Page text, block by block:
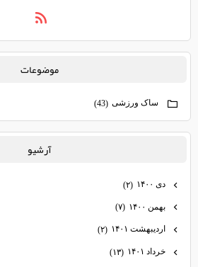
موضوعات
ساک ورزشی (43)
آرشيو
دی ۱۴۰۰ (۲)
بهمن ۱۴۰۰ (۷)
اردیبهشت ۱۴۰۱ (۲)
خرداد ۱۴۰۱ (۱۳)